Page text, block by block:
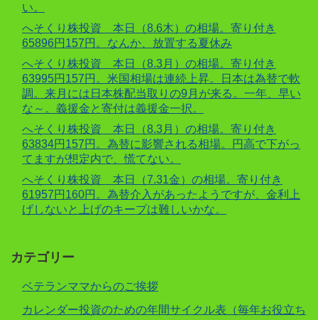
い。
へそくり株投資 本日（8.6木）の相場。寄り付き
65896円157円。なんか、放置する夏休み
へそくり株投資 本日（8.3月）の相場。寄り付き
63995円157円。米国相場は連続上昇。日本は為替で軟
調。来月には日本株配当取りの9月が来る。一年、早い
な～。義援金と寄付は義援金一択。
へそくり株投資 本日（8.3月）の相場。寄り付き
63834円157円。為替に影響される相場。円高で下がっ
てますが想定内で、慌てない。
へそくり株投資 本日（7.31金）の相場。寄り付き
61957円160円。為替介入があったようですが、金利上
げしないと上げのキープは難しいかな。
カテゴリー
ベテランママからのご挨拶
カレンダー投資のための年間サイクル表（毎年お役立ち